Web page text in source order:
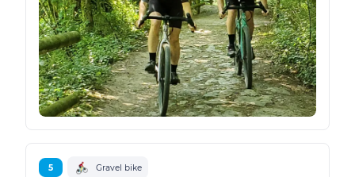
5 Gravel bike